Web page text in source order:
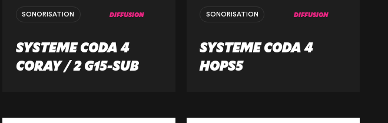
SONORISATION DIFFUSION
SYSTEME CODA 4
CORAY / 2 G15-SUB
SONORISATION DIFFUSION
SYSTEME CODA 4
HOPS5